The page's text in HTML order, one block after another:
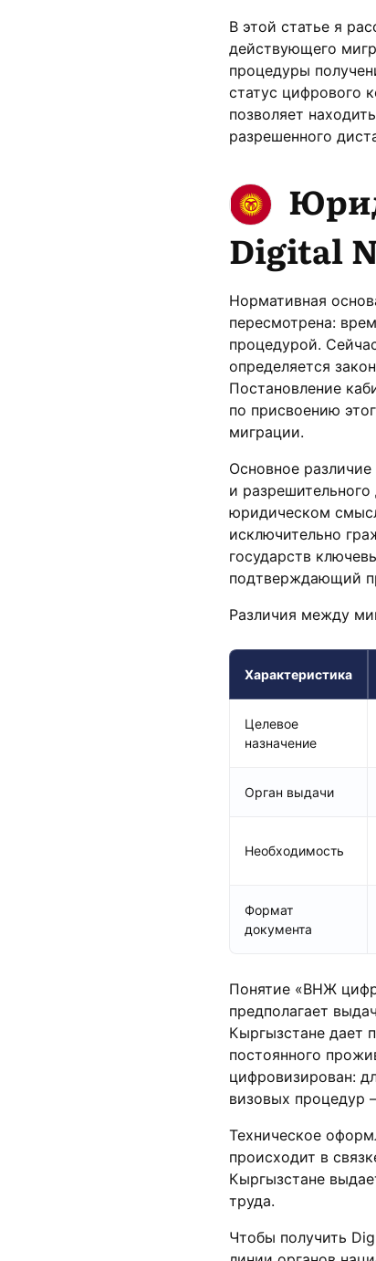
В этой статье я
действующего
процедуры
статус цифрового
позволяет
разрешенного
Digital
Нормативная
пересмотрена:
процедурой.
определяется
Постановление
по присвоению
миграции.
Основное
и
юридическом
исключительно
государств
подтверждающий
Различия между
Характеристика
Целевое
назначение
Орган выдачи
Необходимость
Формат
документа
Понятие «ВНЖ
предполагает
Кыргызстане дает
постоянного
цифровизирован:
визовых процедур
Техническое
происходит в
Кыргызстане
труда.
Чтобы получить